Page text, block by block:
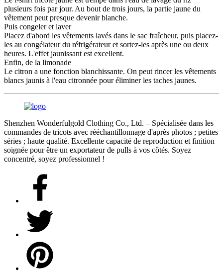
plusieurs fois par jour. Au bout de trois jours, la partie jaune du
vêtement peut presque devenir blanche.
Puis congeler et laver
Placez d'abord les vêtements lavés dans le sac fraîcheur, puis placez-
les au congélateur du réfrigérateur et sortez-les après une ou deux
heures. L'effet jaunissant est excellent.
Enfin, de la limonade
Le citron a une fonction blanchissante. On peut rincer les vêtements
blancs jaunis à l'eau citronnée pour éliminer les taches jaunes.
Shenzhen Wonderfulgold Clothing Co., Ltd. – Spécialisée dans les
commandes de tricots avec rééchantillonnage d'après photos ; petites
séries ; haute qualité. Excellente capacité de reproduction et finition
soignée pour être un exportateur de pulls à vos côtés. Soyez
concentré, soyez professionnel !